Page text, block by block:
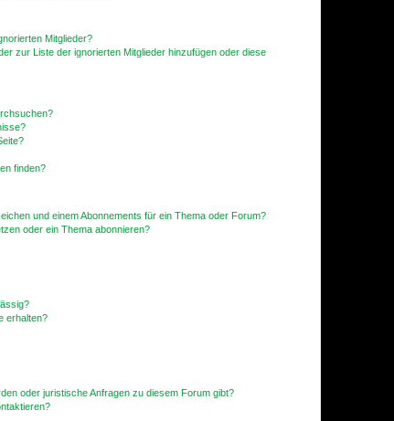
Mitglieder?
zur Liste der ignorierten Mitglieder hinzufügen oder diese
finden?
und einem Abonnements für ein Thema oder Forum?
oder ein Thema abonnieren?
erhalten?
oder juristische Anfragen zu diesem Forum gibt?